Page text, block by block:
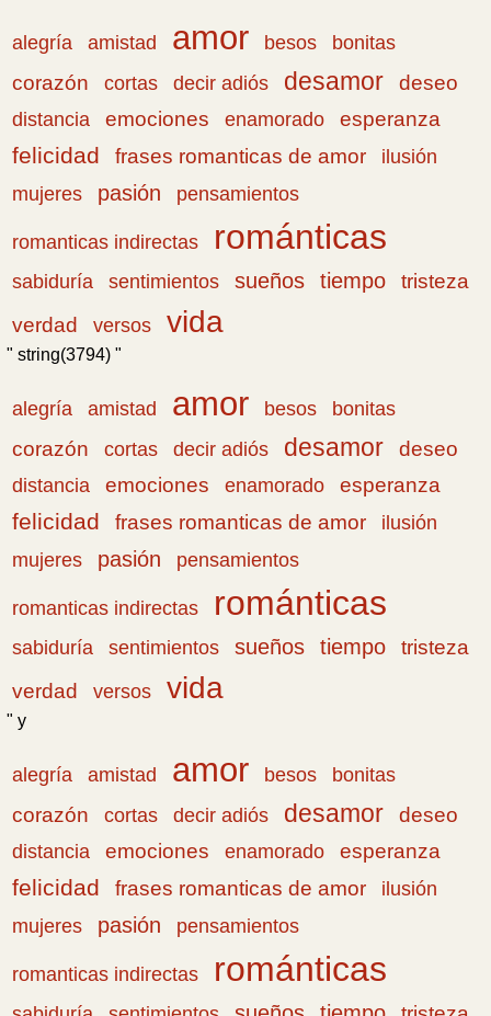
alegría amistad amor besos
bonitas
corazón
cortas decir adiós desamor deseo
distancia emociones enamorado esperanza
felicidad frases romanticas de amor
ilusión
mujeres
pasión pensamientos
romanticas indirectas románticas
sabiduría sentimientos sueños tiempo
tristeza
verdad
versos vida
" string(3794) "
alegría amistad amor besos
bonitas
corazón
cortas decir adiós desamor deseo
distancia emociones enamorado esperanza
felicidad frases romanticas de amor
ilusión
mujeres
pasión pensamientos
romanticas indirectas románticas
sabiduría sentimientos sueños tiempo
tristeza
verdad
versos vida
" y
alegría amistad amor besos
bonitas
corazón
cortas decir adiós desamor deseo
distancia emociones enamorado esperanza
felicidad frases romanticas de amor
ilusión
mujeres
pasión pensamientos
romanticas indirectas románticas